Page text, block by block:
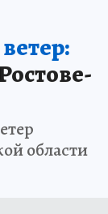
области